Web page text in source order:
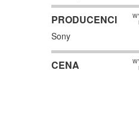
PRODUCENCI
Sony
CENA